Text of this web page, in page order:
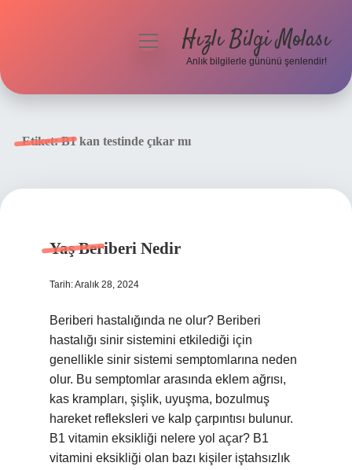
menüyüHızlı Bilgi Molası
Anlık bilgilerle gününü şenlendir!
Etiket:B1 kan testinde çıkar mı
Yaş Beriberi Nedir
Tarih: Aralık 28, 2024
Beriberi hastalığında ne olur? Beriberi
hastalığı sinir sistemini etkilediği için
genellikle sinir sistemi semptomlarına neden
olur. Bu semptomlar arasında eklem ağrısı,
kas krampları, şişlik, uyuşma, bozulmuş
hareket refleksleri ve kalp çarpıntısı bulunur.
B1 vitamin eksikliği nelere yol açar? B1
vitamini eksikliği olan bazı kişiler iştahsızlık